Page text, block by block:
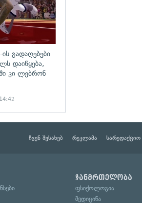
გადაღებები
დაიწყება,
კი ლებრონ
ჩვენ შესახებ რეკლამა სარედაქციო
ჯანმრთელობა
ფსიქოლოგია
მედიცინა